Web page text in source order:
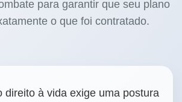
para garantir que seu plano
o que foi contratado.
direito à vida exige uma postura